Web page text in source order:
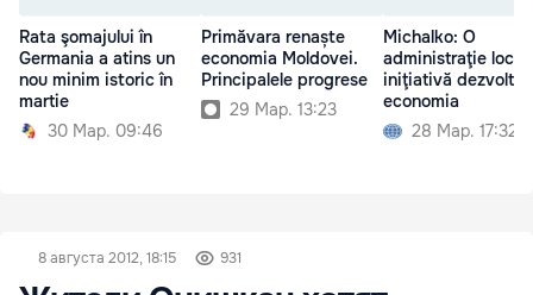
Rata şomajului în
Germania a atins un
nou minim istoric în
martie
30 Мар. 09:46
Primăvara renaște
economia Moldovei.
Principalele progrese
29 Мар. 13:23
Michalko: O
administraţie
iniţiativă dezvoltă
economia
28 Мар. 17:32
8 августа 2012, 18:15 931